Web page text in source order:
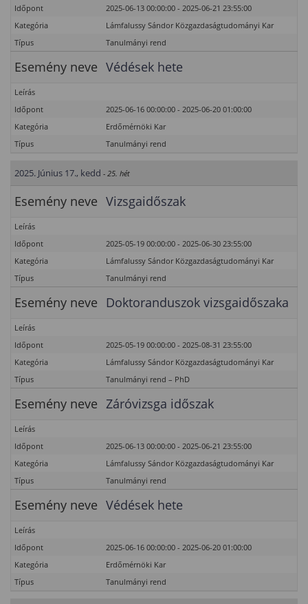
Időpont
2025-06-13 00:00:00 - 2025-06-21 23:55:00
Kategória
Lámfalussy Sándor Közgazdaságtudományi Kar
Típus
Tanulmányi rend
Esemény neve Védések hete
Leírás
Időpont
2025-06-16 00:00:00 - 2025-06-20 01:00:00
Kategória
Erdőmérnöki Kar
Típus
Tanulmányi rend
2025. Június 17., kedd - 25. hét
Esemény neve Vizsgaidőszak
Leírás
Időpont
2025-05-19 00:00:00 - 2025-06-30 23:55:00
Kategória
Lámfalussy Sándor Közgazdaságtudományi Kar
Típus
Tanulmányi rend
Esemény neve Doktoranduszok vizsgaidőszaka
Leírás
Időpont
2025-05-19 00:00:00 - 2025-08-31 23:55:00
Kategória
Lámfalussy Sándor Közgazdaságtudományi Kar
Típus
Tanulmányi rend – PhD
Esemény neve Záróvizsga időszak
Leírás
Időpont
2025-06-13 00:00:00 - 2025-06-21 23:55:00
Kategória
Lámfalussy Sándor Közgazdaságtudományi Kar
Típus
Tanulmányi rend
Esemény neve Védések hete
Leírás
Időpont
2025-06-16 00:00:00 - 2025-06-20 01:00:00
Kategória
Erdőmérnöki Kar
Típus
Tanulmányi rend